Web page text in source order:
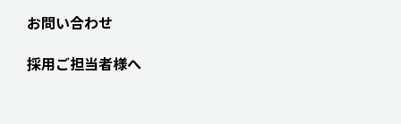
お問い合わせ
採用ご担当者様へ